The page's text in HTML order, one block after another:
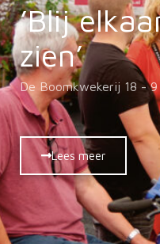
’Blij
zien’
De Boomkwekerij 18 -
Lees meer